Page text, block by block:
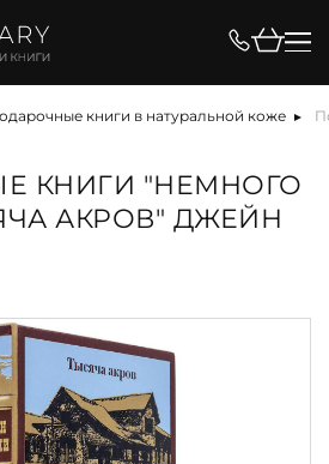
книги в натуральной коже
КНИГИ "НЕМНОГО
АКРОВ" ДЖЕЙН